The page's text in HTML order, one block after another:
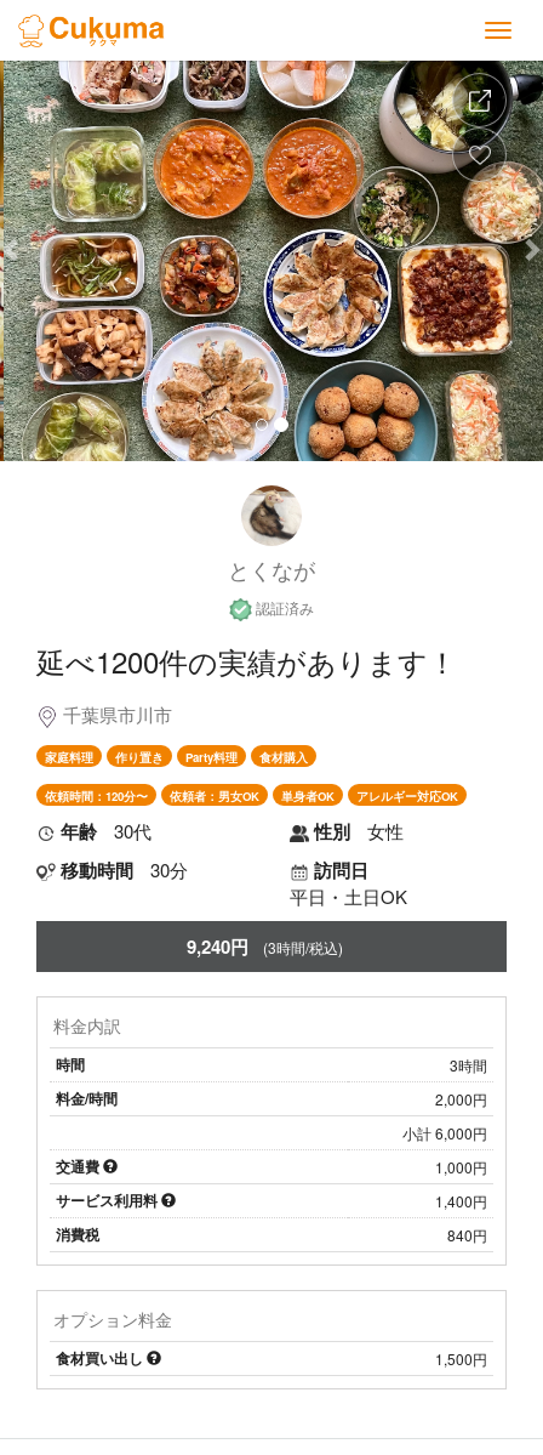
Previous
とくなが
認証済み
延べ1200件の実績があります！
千葉県市川市
家庭料理 作り置き Party料理 食材購入
依頼時間：120分〜 依頼者：男女OK 単身者OK アレルギー対応OK
年齢 30代 性別 女性
移動時間 30分 訪問日
平日・土日OK
9,240円 (3時間/税込)
料金内訳
時間 3時間
料金/時間
2,000円
小計 6,000円
交通費 1,000円
サービス利用料 1,400円
消費税 840円
オプション料金
食材買い出し 1,500円